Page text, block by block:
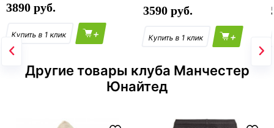
3890
+
3590
+
Другие товары клуба Манчестер
Юнайтед